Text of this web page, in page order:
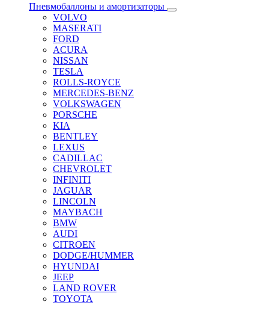
Пневмобаллоны и амортизаторы
VOLVO
MASERATI
FORD
ACURA
NISSAN
TESLA
ROLLS-ROYCE
MERCEDES-BENZ
VOLKSWAGEN
PORSCHE
KIA
BENTLEY
LEXUS
CADILLAC
CHEVROLET
INFINITI
JAGUAR
LINCOLN
MAYBACH
BMW
AUDI
CITROEN
DODGE/HUMMER
HYUNDAI
JEEP
LAND ROVER
TOYOTA